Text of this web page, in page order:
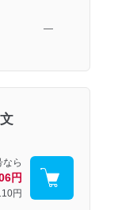
―
なら
円
円